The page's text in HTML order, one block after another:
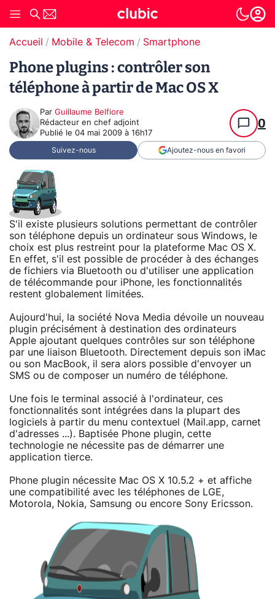
Accueil Mobile & Telecom Smartphone
Phone plugins : contrôler son
téléphone à partir de Mac OS X
Par Guillaume Belfiore
Rédacteur en chef adjoint
Publié le 04 mai 2009 à 16h17
0
Suivez-nous Ajoutez-nous en favori
S'il existe plusieurs solutions permettant de contrôler
son téléphone depuis un ordinateur sous Windows, le
choix est plus restreint pour la plateforme Mac OS X.
En effet, s'il est possible de procéder à des échanges
de fichiers via Bluetooth ou d'utiliser une application
de télécommande pour iPhone, les fonctionnalités
restent globalement limitées.
Aujourd'hui, la société Nova Media dévoile un nouveau
plugin précisément à destination des ordinateurs
Apple ajoutant quelques contrôles sur son téléphone
par une liaison Bluetooth. Directement depuis son iMac
ou son MacBook, il sera alors possible d'envoyer un
SMS ou de composer un numéro de téléphone.
Une fois le terminal associé à l'ordinateur, ces
fonctionnalités sont intégrées dans la plupart des
logiciels à partir du menu contextuel (Mail.app, carnet
d'adresses ...). Baptisée Phone plugin, cette
technologie ne nécessite pas de démarrer une
application tierce.
Phone plugin nécessite Mac OS X 10.5.2 + et affiche
une compatibilité avec les téléphones de LGE,
Motorola, Nokia, Samsung ou encore Sony Ericsson.